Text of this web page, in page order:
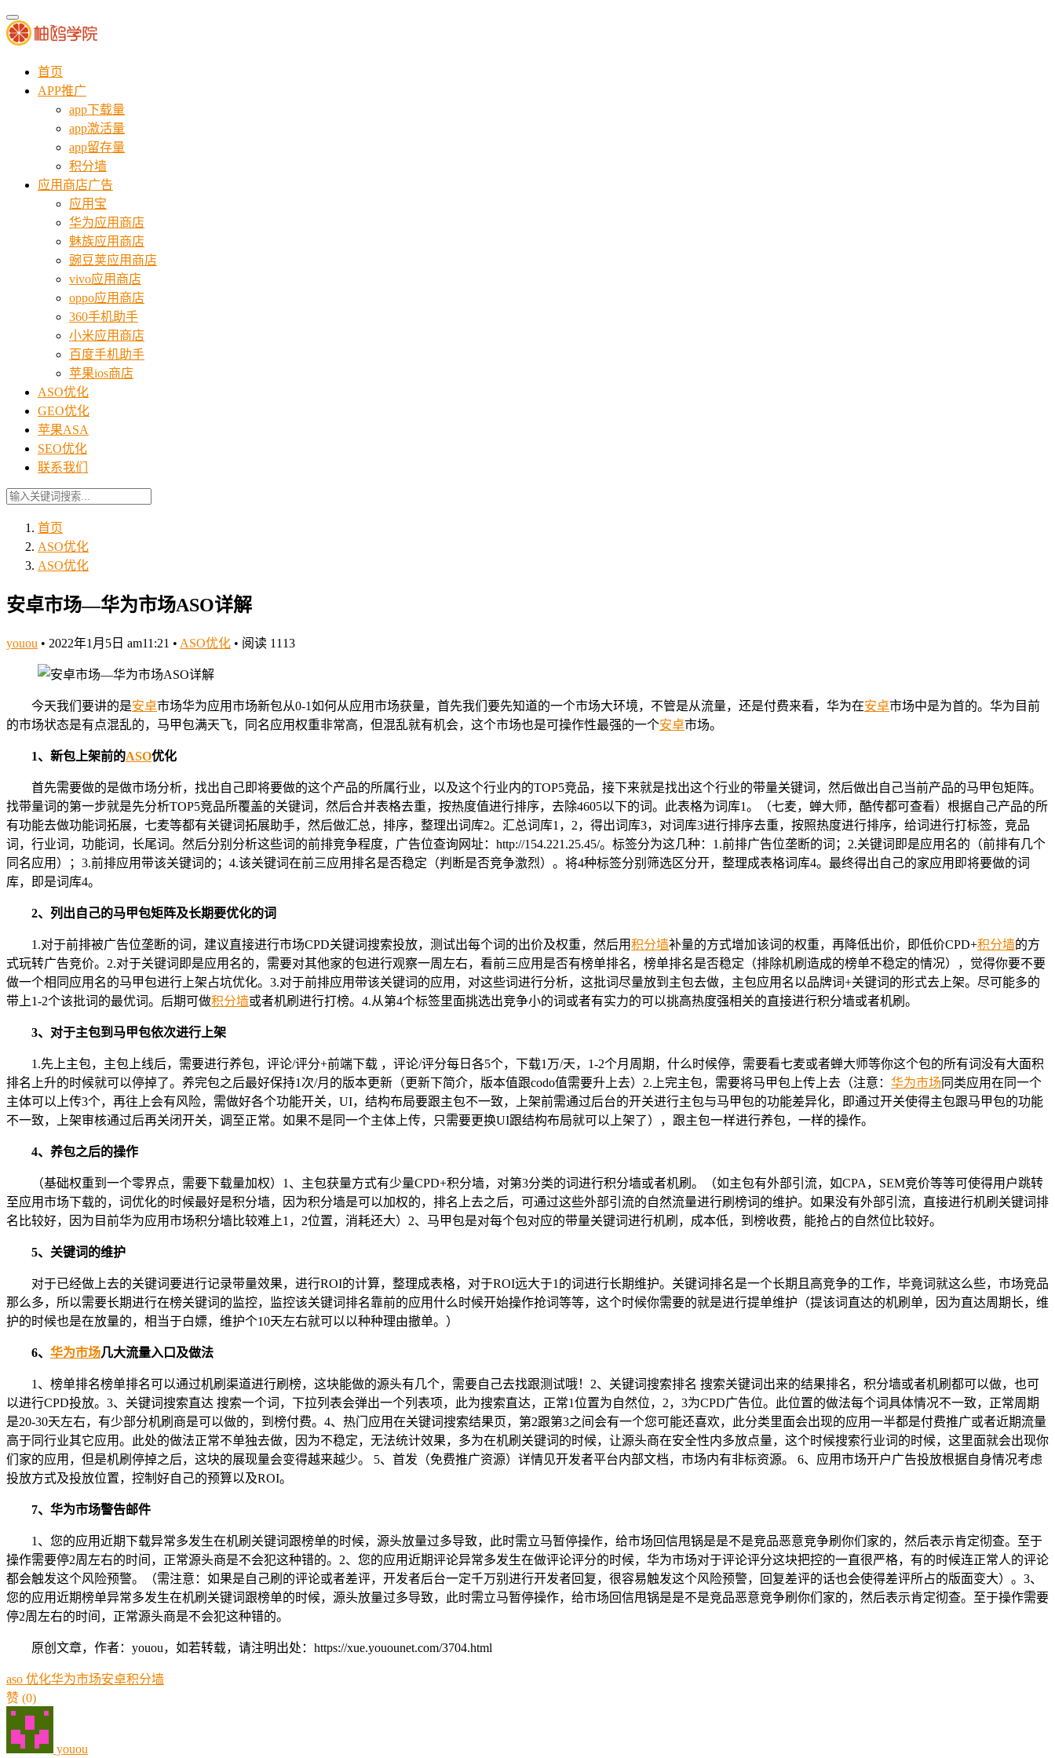
首页
APP推广
app下载量
app激活量
app留存量
积分墙
应用商店广告
应用宝
华为应用商店
魅族应用商店
豌豆荚应用商店
vivo应用商店
oppo应用商店
360手机助手
小米应用商店
百度手机助手
苹果ios商店
ASO优化
GEO优化
苹果ASA
SEO优化
联系我们
首页
ASO优化
ASO优化
安卓市场—华为市场ASO详解
youou • 2022年1月5日 am11:21 • ASO优化 • 阅读 1113
今天我们要讲的是安卓市场华为应用市场新包从0-1如何从应用市场获量，首先我们要先知道的一个市场大环境，不管是从流量，还是付费来看，华为在安卓市场中是为首的。华为目前
的市场状态是有点混乱的，马甲包满天飞，同名应用权重非常高，但混乱就有机会，这个市场也是可操作性最强的一个安卓市场。
1、新包上架前的ASO优化
首先需要做的是做市场分析，找出自己即将要做的这个产品的所属行业，以及这个行业内的TOP5竞品，接下来就是找出这个行业的带量关键词，然后做出自己当前产品的马甲包矩阵。
找带量词的第一步就是先分析TOP5竞品所覆盖的关键词，然后合并表格去重，按热度值进行排序，去除4605以下的词。此表格为词库1。（七麦，蝉大师，酷传都可查看）根据自己产品的所
有功能去做功能词拓展，七麦等都有关键词拓展助手，然后做汇总，排序，整理出词库2。汇总词库1，2，得出词库3，对词库3进行排序去重，按照热度进行排序，给词进行打标签，竞品
词，行业词，功能词，长尾词。然后分别分析这些词的前排竞争程度，广告位查询网址：http://154.221.25.45/。标签分为这几种：1.前排广告位垄断的词；2.关键词即是应用名的（前排有几个
同名应用）；3.前排应用带该关键词的；4.该关键词在前三应用排名是否稳定（判断是否竞争激烈）。将4种标签分别筛选区分开，整理成表格词库4。最终得出自己的家应用即将要做的词
库，即是词库4。
2、列出自己的马甲包矩阵及长期要优化的词
1.对于前排被广告位垄断的词，建议直接进行市场CPD关键词搜索投放，测试出每个词的出价及权重，然后用积分墙补量的方式增加该词的权重，再降低出价，即低价CPD+积分墙的方
式玩转广告竞价。2.对于关键词即是应用名的，需要对其他家的包进行观察一周左右，看前三应用是否有榜单排名，榜单排名是否稳定（排除机刷造成的榜单不稳定的情况），觉得你要不要
做一个相同应用名的马甲包进行上架占坑优化。3.对于前排应用带该关键词的应用，对这些词进行分析，这批词尽量放到主包去做，主包应用名以品牌词+关键词的形式去上架。尽可能多的
带上1-2个该批词的最优词。后期可做积分墙或者机刷进行打榜。4.从第4个标签里面挑选出竞争小的词或者有实力的可以挑高热度强相关的直接进行积分墙或者机刷。
3、对于主包到马甲包依次进行上架
1.先上主包，主包上线后，需要进行养包，评论/评分+前端下载 ，评论/评分每日各5个，下载1万/天，1-2个月周期，什么时候停，需要看七麦或者蝉大师等你这个包的所有词没有大面积
排名上升的时候就可以停掉了。养完包之后最好保持1次/月的版本更新（更新下简介，版本值跟codo值需要升上去）2.上完主包，需要将马甲包上传上去（注意： 华为市场 同类应用在同一个
主体可以上传3个，再往上会有风险，需做好各个功能开关，UI，结构布局要跟主包不一致，上架前需通过后台的开关进行主包与马甲包的功能差异化，即通过开关使得主包跟马甲包的功能
不一致，上架审核通过后再关闭开关，调至正常。如果不是同一个主体上传，只需要更换UI跟结构布局就可以上架了），跟主包一样进行养包，一样的操作。
4、养包之后的操作
（基础权重到一个零界点，需要下载量加权）1、主包获量方式有少量CPD+积分墙，对第3分类的词进行积分墙或者机刷。（如主包有外部引流，如CPA，SEM竞价等等可使得用户跳转
至应用市场下载的，词优化的时候最好是积分墙，因为积分墙是可以加权的，排名上去之后，可通过这些外部引流的自然流量进行刷榜词的维护。如果没有外部引流，直接进行机刷关键词排
名比较好，因为目前华为应用市场积分墙比较难上1，2位置，消耗还大）2、马甲包是对每个包对应的带量关键词进行机刷，成本低，到榜收费，能抢占的自然位比较好。
5、关键词的维护
对于已经做上去的关键词要进行记录带量效果，进行ROI的计算，整理成表格，对于ROI远大于1的词进行长期维护。关键词排名是一个长期且高竞争的工作，毕竟词就这么些，市场竞品
那么多，所以需要长期进行在榜关键词的监控，监控该关键词排名靠前的应用什么时候开始操作抢词等等，这个时候你需要的就是进行提单维护（提该词直达的机刷单，因为直达周期长，维
护的时候也是在放量的，相当于白嫖，维护个10天左右就可以以种种理由撤单。）
6、 华为市场几大流量入口及做法
1、榜单排名榜单排名可以通过机刷渠道进行刷榜，这块能做的源头有几个，需要自己去找跟测试哦！2、关键词搜索排名 搜索关键词出来的结果排名，积分墙或者机刷都可以做，也可
以进行CPD投放。3、关键词搜索直达 搜索一个词，下拉列表会弹出一个列表项，此为搜索直达，正常1位置为自然位，2，3为CPD广告位。此位置的做法每个词具体情况不一致，正常周期
是20-30天左右，有少部分机刷商是可以做的，到榜付费。4、热门应用在关键词搜索结果页，第2跟第3之间会有一个您可能还喜欢，此分类里面会出现的应用一半都是付费推广或者近期流量
高于同行业其它应用。此处的做法正常不单独去做，因为不稳定，无法统计效果，多为在机刷关键词的时候，让源头商在安全性内多放点量，这个时候搜索行业词的时候，这里面就会出现你
们家的应用，但是机刷停掉之后，这块的展现量会变得越来越少。 5、首发（免费推广资源）详情见开发者平台内部文档，市场内有非标资源。 6、应用市场开户广告投放根据自身情况考虑
投放方式及投放位置，控制好自己的预算以及ROI。
7、华为市场警告邮件
1、您的应用近期下载异常多发生在机刷关键词跟榜单的时候，源头放量过多导致，此时需立马暂停操作，给市场回信甩锅是是不是竞品恶意竞争刷你们家的，然后表示肯定彻查。至于
操作需要停2周左右的时间，正常源头商是不会犯这种错的。2、您的应用近期评论异常多发生在做评论评分的时候，华为市场对于评论评分这块把控的一直很严格，有的时候连正常人的评论
都会触发这个风险预警。（需注意：如果是自己刷的评论或者差评，开发者后台一定千万别进行开发者回复，很容易触发这个风险预警，回复差评的话也会使得差评所占的版面变大）。3、
您的应用近期榜单异常多发生在机刷关键词跟榜单的时候，源头放量过多导致，此时需立马暂停操作，给市场回信甩锅是是不是竞品恶意竞争刷你们家的，然后表示肯定彻查。至于操作需要
停2周左右的时间，正常源头商是不会犯这种错的。
原创文章，作者：youou，如若转载，请注明出处：https://xue.youounet.com/3704.html
aso 优化华为市场安卓积分墙
赞 (0)
youou